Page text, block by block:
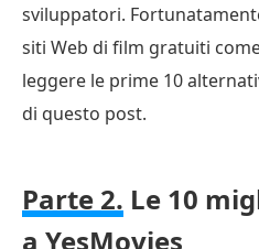
sviluppatori.
siti Web di film gratuiti
leggere le prime 10
di questo post.
Parte 2. Le 10
a YesMovies